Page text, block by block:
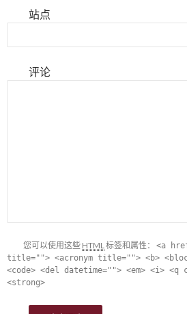
站点
评论
您可以使用这些 HTML标签和属性： <a
title=""> <acronym title=""> <b>
<code> <del datetime=""> <em> <i>
<strong>